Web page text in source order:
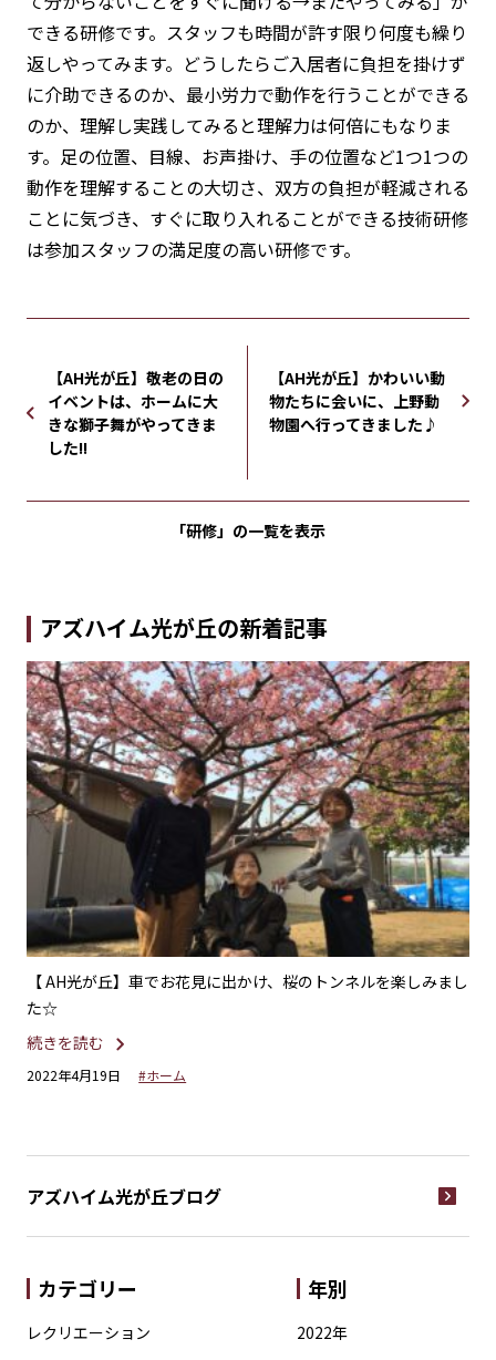
できる研修です。スタッフも時間が許す限り何度も繰り
返しやってみます。どうしたらご入居者に負担を掛けず
に介助できるのか、最小労力で動作を行うことができる
のか、理解し実践してみると理解力は何倍にもなりま
す。足の位置、目線、お声掛け、手の位置など1つ1つの
動作を理解することの大切さ、双方の負担が軽減される
ことに気づき、すぐに取り入れることができる技術研修
は参加スタッフの満足度の高い研修です。
【AH光が丘】敬老の日の
イベントは、ホームに大
きな獅子舞がやってきま
した!!
【AH光が丘】かわいい動
物たちに会いに、上野動
物園へ行ってきました♪
「研修」の一覧を表示
アズハイム光が丘の新着記事
【 AH光が丘】車でお花見に出かけ、桜のトンネルを楽しみまし
た☆
続きを読む
2022年4月19日 #ホーム
アズハイム光が丘ブログ
カテゴリー
レクリエーション
年別
2022年